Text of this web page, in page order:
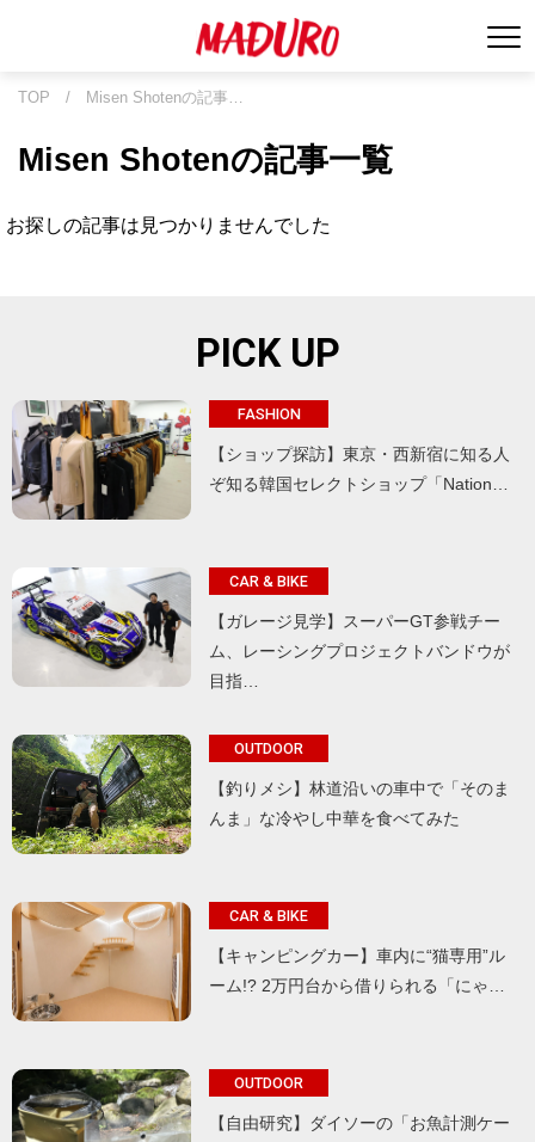
TOP / Misen Shotenの記事…
Misen Shotenの記事一覧
お探しの記事は見つかりませんでした
PICK UP
FASHION
【ショップ探訪】東京・西新宿に知る人
ぞ知る韓国セレクトショップ「Nation…
CAR & BIKE
【ガレージ見学】スーパーGT参戦チー
ム、レーシングプロジェクトバンドウが
目指…
OUTDOOR
【釣りメシ】林道沿いの車中で「そのま
んま」な冷やし中華を食べてみた
CAR & BIKE
【キャンピングカー】車内に“猫専用”ル
ーム!? 2万円台から借りられる「にゃ…
OUTDOOR
【自由研究】ダイソーの「お魚計測ケー